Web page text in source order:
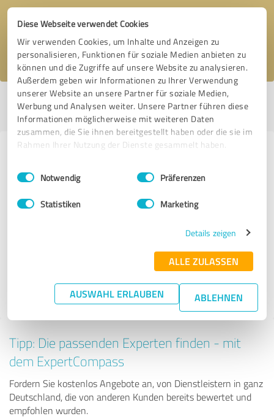
Diese Webseite verwendet Cookies
Wir verwenden Cookies, um Inhalte und Anzeigen zu
personalisieren, Funktionen für soziale Medien anbieten zu
können und die Zugriffe auf unsere Website zu analysieren.
Außerdem geben wir Informationen zu Ihrer Verwendung
unserer Website an unsere Partner für soziale Medien,
Werbung und Analysen weiter. Unsere Partner führen diese
Informationen möglicherweise mit weiteren Daten
zusammen, die Sie ihnen bereitgestellt haben oder die sie im
Rahmen Ihrer Nutzung der Dienste gesammelt haben.
Impressum Datenschutzbestimmungen
Einwilligungsauswahl
Notwendig Präferenzen
Statistiken Marketing
Details zeigen
ALLE ZULASSEN
AUSWAHL ERLAUBEN ABLEHNEN
Nachricht senden
Ich stimme den Datenschutzbestimmungenzu.
Profil aktiv seit 16.06.2017 |Letzte Aktualisierung: 03.12.2019|Profil
melden
Anbietern aus dem Bereich
Tipp: Die passenden Experten finden - mit
dem ExpertCompass
Fordern Sie kostenlos Angebote an, von Dienstleistern in ganz
Deutschland, die von anderen Kunden bereits bewertet und
empfohlen wurden.